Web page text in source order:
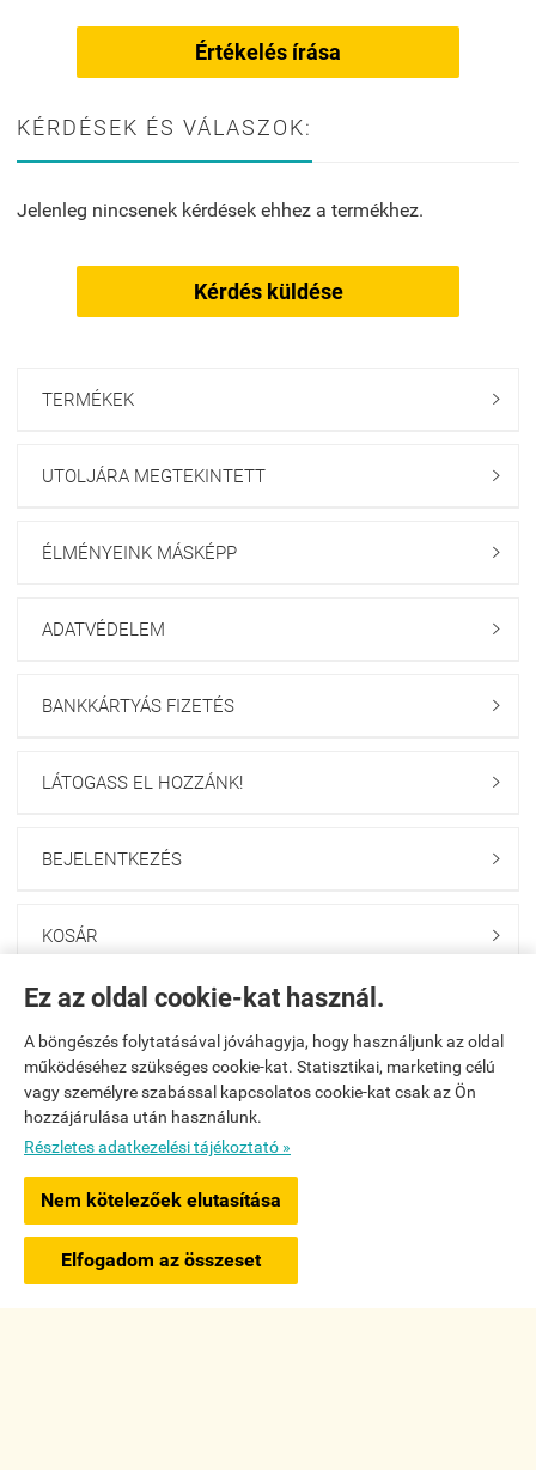
Ez az oldal cookie-kat használ.
A böngészés folytatásával jóváhagyja, hogy használjunk az oldal
működéséhez szükséges cookie-kat. Statisztikai, marketing célú
vagy személyre szabással kapcsolatos cookie-kat csak az Ön
hozzájárulása után használunk.
Részletes adatkezelési tájékoztató »
Nem kötelezőek elutasítása
Elfogadom az összeset
Értékelés írása
KÉRDÉSEK ÉS VÁLASZOK:
Jelenleg nincsenek kérdések ehhez a termékhez.
Kérdés küldése
TERMÉKEK 
UTOLJÁRA MEGTEKINTETT 
ÉLMÉNYEINK MÁSKÉPP 
ADATVÉDELEM 
BANKKÁRTYÁS FIZETÉS 
LÁTOGASS EL HOZZÁNK! 
BEJELENTKEZÉS 
KOSÁR 
SZÁLLÍTÓ PARTNEREINK
HÍRLEVÉL FELIRATKOZÁS
Saját fiók
Bemutatkozás
Natúr fa angyalszárnyak, 4 típus (1 pár)
Részletek »